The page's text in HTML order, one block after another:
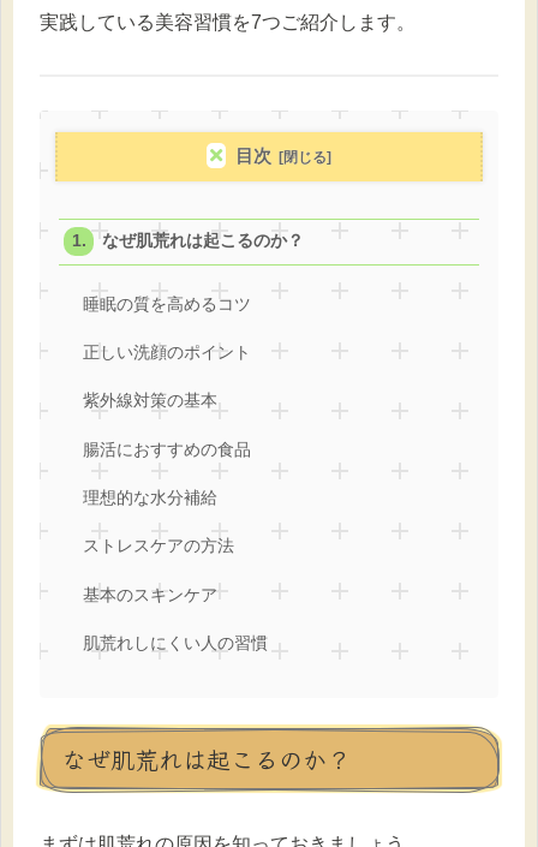
実践している美容習慣を7つご紹介します。
目次
なぜ肌荒れは起こるのか？
睡眠の質を高めるコツ
正しい洗顔のポイント
紫外線対策の基本
腸活におすすめの食品
理想的な水分補給
ストレスケアの方法
基本のスキンケア
肌荒れしにくい人の習慣
なぜ肌荒れは起こるのか？